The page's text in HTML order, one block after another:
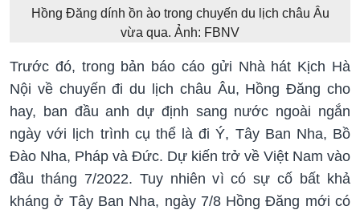
Hồng Đăng dính ồn ào trong chuyến du lịch châu Âu
vừa qua. Ảnh: FBNV
Trước đó, trong bản báo cáo gửi Nhà hát Kịch Hà
Nội về chuyến đi du lịch châu Âu, Hồng Đăng cho
hay, ban đầu anh dự định sang nước ngoài ngắn
ngày với lịch trình cụ thể là đi Ý, Tây Ban Nha, Bồ
Đào Nha, Pháp và Đức. Dự kiến trở về Việt Nam vào
đầu tháng 7/2022. Tuy nhiên vì có sự cố bất khả
kháng ở Tây Ban Nha, ngày 7/8 Hồng Đăng mới có